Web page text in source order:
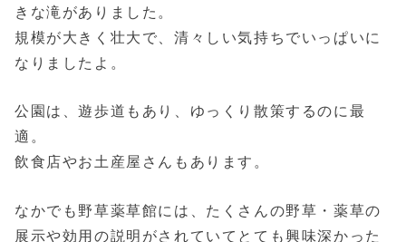
きな滝がありました。
規模が大きく壮大で、清々しい気持ちでいっぱいに
なりましたよ。
公園は、遊歩道もあり、ゆっくり散策するのに最
適。
飲食店やお土産屋さんもあります。
なかでも野草薬草館には、たくさんの野草・薬草の
展示や効用の説明がされていてとても興味深かった